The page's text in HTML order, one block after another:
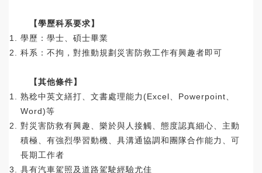
【學歷科系要求】
學歷：學士、碩士畢業
科系：不拘，對推動規劃災害防救工作有興趣者即可
【其他條件】
熟稔中英文繕打、文書處理能力(Excel、Powerpoint、
Word)等
對災害防救有興趣、樂於與人接觸、態度認真細心、主動
積極、有強烈學習動機、具溝通協調和團隊合作能力、可
長期工作者
具有汽車駕照及道路駕駛經驗尤佳